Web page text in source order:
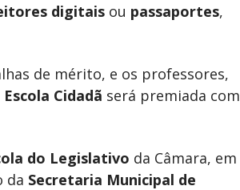
digitais ou passaportes,
de mérito, e os professores,
Escola Cidadã será premiada com
do Legislativo da Câmara, em
da Secretaria Municipal de